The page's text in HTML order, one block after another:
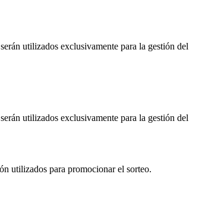
utilizados exclusivamente para la gestión del
utilizados exclusivamente para la gestión del
utilizados para promocionar el sorteo.